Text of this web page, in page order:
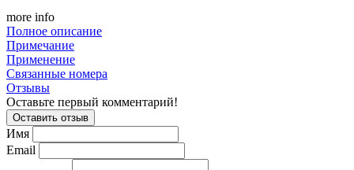
more info
Полное описание
Примечание
Применение
Связанные номера
Отзывы
Оставьте первый комментарий!
Оставить отзыв
Имя
Email